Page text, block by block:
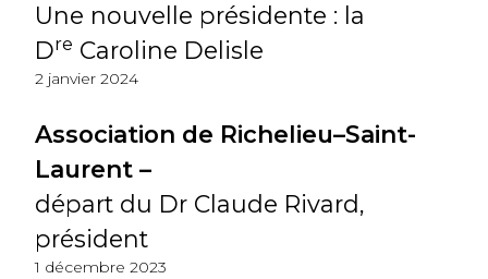
Une nouvelle présidente : la
Dre Caroline Delisle
2 janvier 2024
Association de Richelieu–Saint-
Laurent –
départ du Dr Claude Rivard,
président
1 décembre 2023